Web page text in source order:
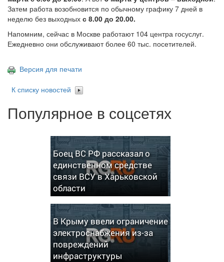
Затем работа возобновится по обычному графику 7 дней в
неделю без выходных с 8.00 до 20.00.
Напомним, сейчас в Москве работают 104 центра госуслуг.
Ежедневно они обслуживают более 60 тыс. посетителей.
Версия для печати
К списку новостей
Популярное в соцсетях
Боец ВС РФ рассказал о
единственном средстве
связи ВСУ в Харьковской
области
В Крыму ввели ограничение
электроснабжения из-за
повреждений
инфраструктуры